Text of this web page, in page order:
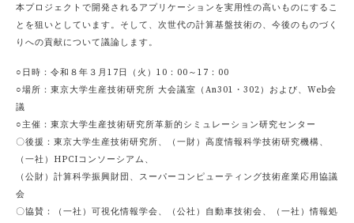
本プロジェクトで開発されるアプリケーションを実用性の高いものにするこ
とを狙いとしています。そして、次世代の計算基盤技術の、今後のものづく
りへの貢献について議論します。
○日時：令和８年３月17日（火）10：00～17：00
○場所：東京大学生産技術研究所 大会議室（An301・302）および、Web会
議
○主催：東京大学生産技術研究所革新的シミュレーション研究センター
〇後援：東京大学生産技術研究所、（一財）高度情報科学技術研究機構、
（一社）HPCIコンソーシアム、
（公財）計算科学振興財団、スーパーコンピューティング技術産業応用協議
会
〇協賛：（一社）可視化情報学会、（公社）自動車技術会、（一社）情報処